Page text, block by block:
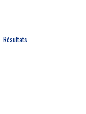
Résultats